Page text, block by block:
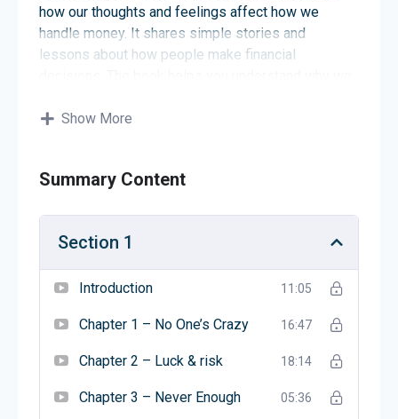
how our thoughts and feelings affect how we
handle money. It shares simple stories and
lessons about how people make financial
these ideas, you can make better choices with your
About the author
talks about money and how people think about it.
Morgan shares easy-to-understand ideas to help
people manage their finances. He wants to make
financial topics simple for everyone.
यह किस बारे में है?
द साइकॉलॉजी ऑफ मनी एक किताब है जो सिखाती है कि हमारे
विचार और भावनाएं पैसे को कैसे संभालते हैं इस पर असर डालती
Show More
Summary Content
Section 1
Introduction 11:05
Chapter 1 – No One’s Crazy 16:47
Chapter 2 – Luck & risk 18:14
Chapter 3 – Never Enough 05:36